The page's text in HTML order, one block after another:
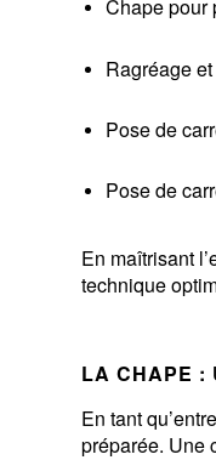
Chape pour
Ragréage
Pose de
Pose de
En maîtrisant
technique
LA CHAPE :
En tant
préparée. Une